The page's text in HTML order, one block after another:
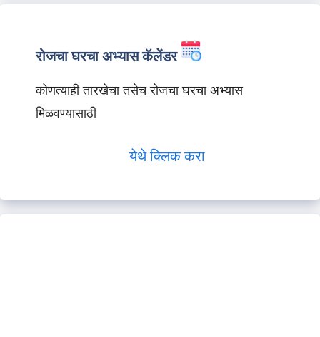
रोजचा घरचा अभ्यास कॅलेंडर
कोणत्याही तारखेचा तसेच रोजचा घरचा अभ्यास
मिळवण्यासाठी
येथे क्लिक करा